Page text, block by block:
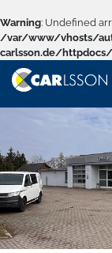
Warning: Undefined
/var/www/vhosts/
carlsson.de/